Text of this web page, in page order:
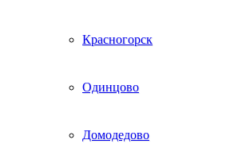
Красногорск
Одинцово
Домодедово